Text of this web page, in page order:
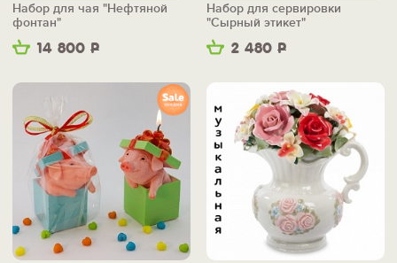
14 800 Р
Набор для чая "Нефтяной
фонтан"
2 480 Р
Набор для сервировки
"Сырный этикет"